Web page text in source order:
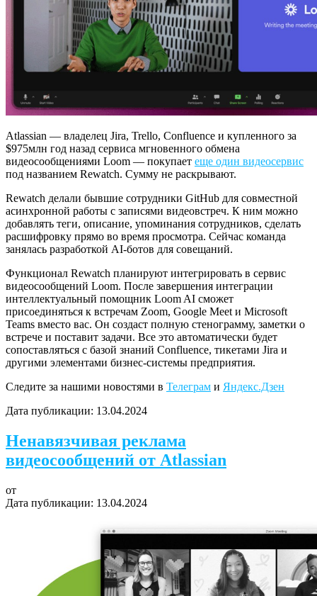
Atlassian — владелец Jira, Trello, Confluence и купленного за
$975млн год назад сервиса мгновенного обмена
видеосообщениями Loom — покупает еще один видеосервис
под названием Rewatch. Сумму не раскрывают.
Rewatch делали бывшие сотрудники GitHub для совместной
асинхронной работы с записями видеовстреч. К ним можно
добавлять теги, описание, упоминания сотрудников, сделать
расшифровку прямо во время просмотра. Сейчас команда
занялась разработкой AI-ботов для совещаний.
Функционал Rewatch планируют интегрировать в сервис
видеосообщений Loom. После завершения интеграции
интеллектуальный помощник Loom AI сможет
присоединяться к встречам Zoom, Google Meet и Microsoft
Teams вместо вас. Он создаст полную стенограмму, заметки о
встрече и поставит задачи. Все это автоматически будет
сопоставляться с базой знаний Confluence, тикетами Jira и
другими элементами бизнес-системы предприятия.
Следите за нашими новостями в Телеграм и Яндекс.Дзен
Дата публикации: 13.04.2024
Ненавязчивая реклама
видеосообщений от Atlassian
от
Дата публикации: 13.04.2024